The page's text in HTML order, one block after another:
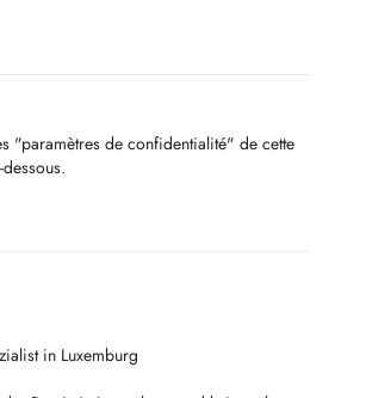
"paramètres de confidentialité" de cette
in Luxemburg